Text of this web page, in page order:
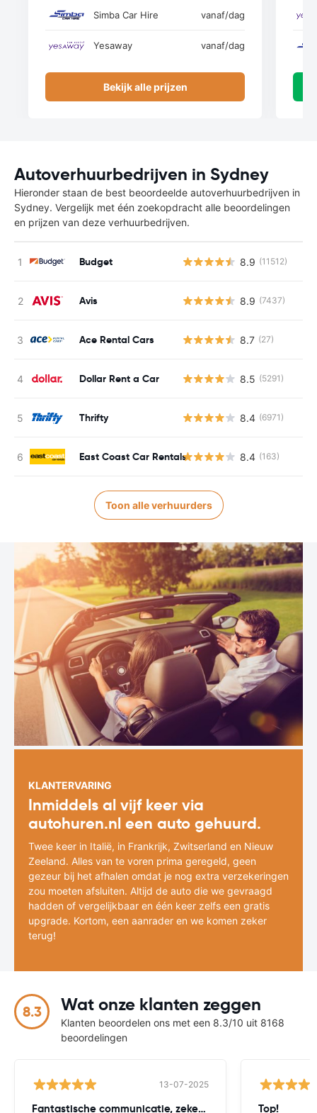
Simba Car Hire vanaf/dag
Yesaway vanaf/dag
Bekijk alle prijzen
Autoverhuurbedrijven in Sydney
Hieronder staan de best beoordeelde autoverhuurbedrijven in
Sydney. Vergelijk met één zoekopdracht alle beoordelingen
en prijzen van deze verhuurbedrijven.
Budget 8.9 (11512)
Avis 8.9 (7437)
Ace Rental Cars 8.7 (27)
Dollar Rent a Car 8.5 (5291)
Thrifty 8.4 (6971)
East Coast Car Rentals 8.4 (163)
Toon alle verhuurders
KLANTERVARING
Inmiddels al vijf keer via
autohuren.nl een auto gehuurd.
Twee keer in Italië, in Frankrijk, Zwitserland en Nieuw
Zeeland. Alles van te voren prima geregeld, geen
gezeur bij het afhalen omdat je nog extra verzekeringen
zou moeten afsluiten. Altijd de auto die we gevraagd
hadden of vergelijkbaar en één keer zelfs een gratis
upgrade. Kortom, een aanrader en we komen zeker
terug!
8.3 Wat onze klanten zeggen
Klanten beoordelen ons met een 8.3/10 uit 8168
beoordelingen
13-07-2025
Fantastische communicatie, zeker ook vooraf Top!